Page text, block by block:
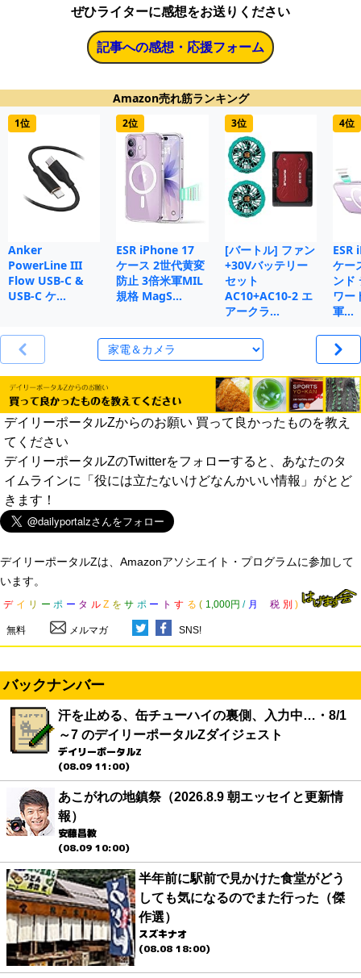
ぜひライターに感想をお送りください
記事への感想・応援フォーム
Amazon売れ筋ランキング
1位
Anker
PowerLine III
Flow USB-C &
USB-C ケ…
2位
ESR iPhone 17
ケース 2世代黄変
防止 3倍米軍MIL
規格 MagS…
3位
[バートル] ファン
+30Vバッテリー
セット
AC10+AC10-2 エ
アークラ…
4位
ESR
ケー
ンド
ワー
軍…
デイリーポータルZからのお願い 買って良かったものを教え
てください
デイリーポータルZのTwitterをフォローすると、あなたのタ
イムラインに「役には立たないけどなんかいい情報」がとど
きます！
デイリーポータルZは、Amazonアソシエイト・プログラムに参加して
います。
デ イ リ ー ポ ー タ ル Z を サ ポ ー ト す る ( 1,000円 / 月 税 別 )
無料 メルマガ SNS!
バックナンバー
汗を止める、缶チューハイの裏側、入力中…・8/1
～7 のデイリーポータルZダイジェスト
デイリーポータルZ
(08.09 11:00)
あこがれの地鎮祭（2026.8.9 朝エッセイと更新情
報）
安藤昌教
(08.09 10:00)
半年前に駅前で見かけた食堂がどう
しても気になるのでまた行った（傑
作選）
スズキナオ
(08.08 18:00)